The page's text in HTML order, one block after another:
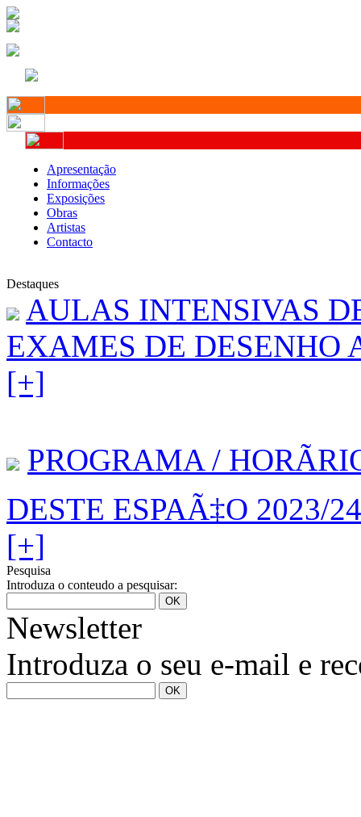
Apresentação
Informações
Exposições
Obras
Artistas
Contacto
Destaques
AULAS INTENSIVAS
EXAMES DE DESENHO
[+]
PROGRAMA /
DESTE ESPAÃ‡O 2023/24
[+]
Pesquisa
Introduza o conteudo a pesquisar:
Newsletter
Introduza o seu e-mail e